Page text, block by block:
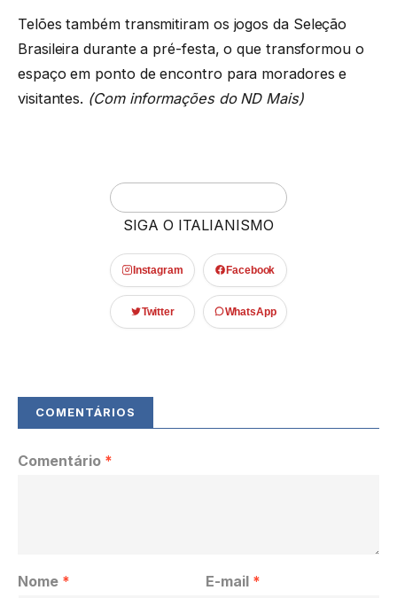
Telões também transmitiram os jogos da Seleção
Brasileira durante a pré-festa, o que transformou o
espaço em ponto de encontro para moradores e
visitantes. (Com informações do ND Mais)
SIGA O ITALIANISMO
Instagram Facebook
Twitter WhatsApp
Comentário *
Nome * E-mail *